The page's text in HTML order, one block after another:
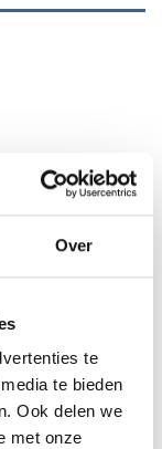
Over
te
te bieden
Ook delen we
met onze
De AK5480 is
voor ieder
van de beker
van onze
maar ook een
via het